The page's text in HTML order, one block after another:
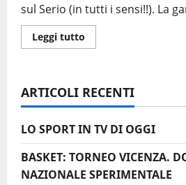
sul Serio (in tutti i sensi!!). La
Leggi tutto
di
12
GIORNI
ALLA
PROVA
DEL
CIRCUITO
OROBIE
CUP
ARTICOLI RECENTI
LO SPORT IN TV DI OGGI
BASKET: TORNEO VICENZA.
NAZIONALE SPERIMENTALE